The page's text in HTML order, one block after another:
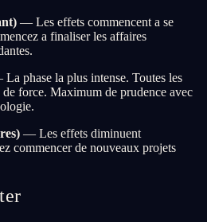
— Les effets commencent a se
a finaliser les affaires
phase la plus intense. Toutes les
force. Maximum de prudence avec
— Les effets diminuent
commencer de nouveaux projets